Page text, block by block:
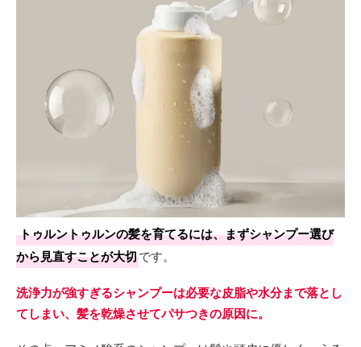
トゥルントゥルンの髪を育てるには、まずシャンプー選び
から見直すことが大切です。
洗浄力が強すぎるシャンプーは必要な皮脂や水分まで落とし
てしまい、髪を乾燥させてパサつきの原因に。